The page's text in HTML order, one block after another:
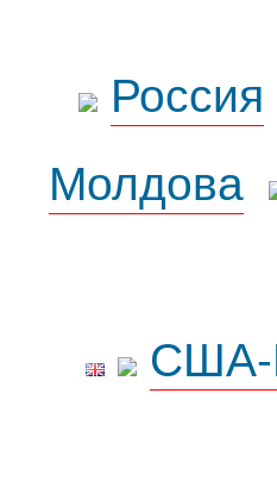
Россия
Молдова
США-